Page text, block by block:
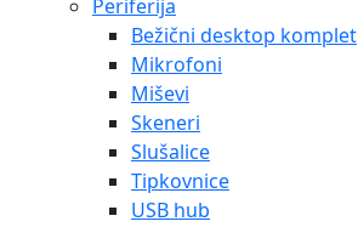
Periferija
Bežični desktop komplet
Mikrofoni
Miševi
Skeneri
Slušalice
Tipkovnice
USB hub